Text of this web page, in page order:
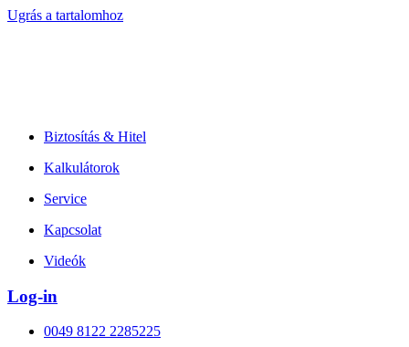
Ugrás a tartalomhoz
Biztosítás & Hitel
Kalkulátorok
Service
Kapcsolat
Videók
Log-in
0049 8122 2285225